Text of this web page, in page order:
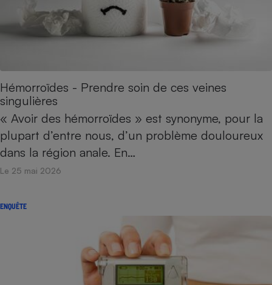
Hémorroïdes - Prendre soin de ces veines
singulières
« Avoir des hémorroïdes » est synonyme, pour la
plupart d’entre nous, d’un problème douloureux
dans la région anale. En…
Le 25 mai 2026
ENQUÊTE